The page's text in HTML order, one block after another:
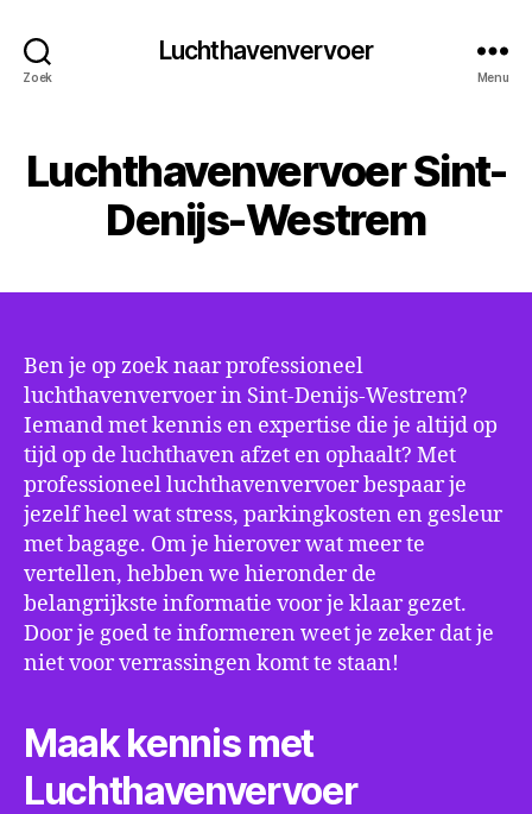
Zoek
Luchthavenvervoer
Menu
Luchthavenvervoer Sint-
Denijs-Westrem
Ben je op zoek naar professioneel
luchthavenvervoer in Sint-Denijs-Westrem?
Iemand met kennis en expertise die je altijd op
tijd op de luchthaven afzet en ophaalt? Met
professioneel luchthavenvervoer bespaar je
jezelf heel wat stress, parkingkosten en gesleur
met bagage. Om je hierover wat meer te
vertellen, hebben we hieronder de
belangrijkste informatie voor je klaar gezet.
Door je goed te informeren weet je zeker dat je
niet voor verrassingen komt te staan!
Maak kennis met
Luchthavenvervoer